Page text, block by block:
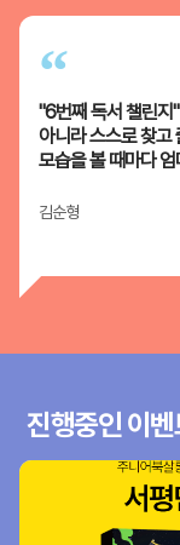
“
"6번째 독서 챌린지"
아니라 스스로 찾고
모습을 볼 때마다
김순형
진행중인 이